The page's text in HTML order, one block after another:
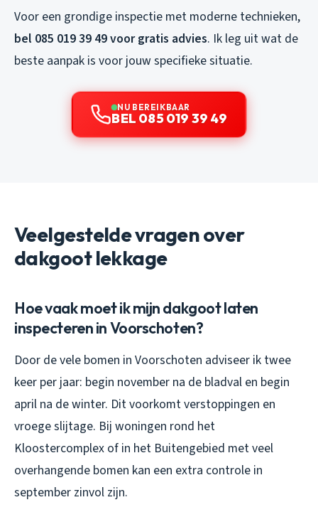
Voor een grondige inspectie met moderne technieken,
bel 085 019 39 49 voor gratis advies. Ik leg uit wat de
beste aanpak is voor jouw specifieke situatie.
NU BEREIKBAAR
BEL 085 019 39 49
Veelgestelde vragen over
dakgoot lekkage
Hoe vaak moet ik mijn dakgoot laten
inspecteren in Voorschoten?
Door de vele bomen in Voorschoten adviseer ik twee
keer per jaar: begin november na de bladval en begin
april na de winter. Dit voorkomt verstoppingen en
vroege slijtage. Bij woningen rond het
Kloostercomplex of in het Buitengebied met veel
overhangende bomen kan een extra controle in
september zinvol zijn.